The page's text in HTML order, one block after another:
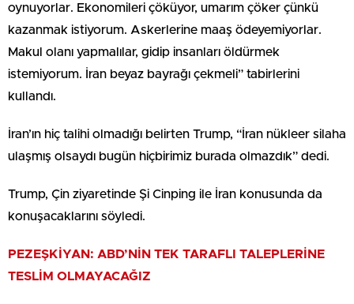
oynuyorlar. Ekonomileri çöküyor, umarım çöker çünkü
kazanmak istiyorum. Askerlerine maaş ödeyemiyorlar.
Makul olanı yapmalılar, gidip insanları öldürmek
istemiyorum. İran beyaz bayrağı çekmeli” tabirlerini
kullandı.
İran’ın hiç talihi olmadığı belirten Trump, “İran nükleer silaha
ulaşmış olsaydı bugün hiçbirimiz burada olmazdık” dedi.
Trump, Çin ziyaretinde Şi Cinping ile İran konusunda da
konuşacaklarını söyledi.
PEZEŞKİYAN: ABD’NİN TEK TARAFLI TALEPLERİNE
TESLİM OLMAYACAĞIZ